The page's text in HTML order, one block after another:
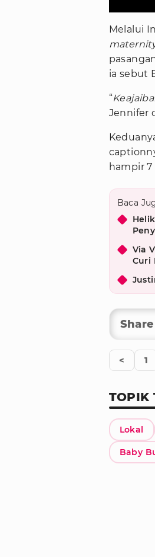
Melalui
ia sebut
“
Jennifer
hampir 7
Baca
Via
Curi
< 1
TOPIK
Lokal
Baby